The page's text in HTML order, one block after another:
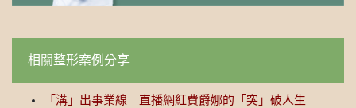
相關整形案例分享
「溝」出事業線 直播網紅費爵娜的「突」破人生